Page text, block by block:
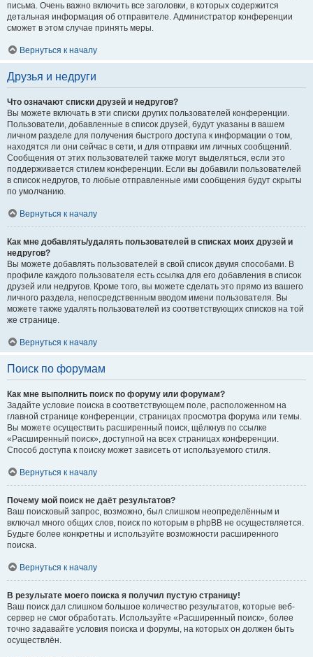
письма. Очень важно включить все заголовки, в которых содержится
детальная информация об отправителе. Администратор конференции
сможет в этом случае принять меры.
Вернуться к началу
Друзья и недруги
Что означают списки друзей и недругов?
Вы можете включать в эти списки других пользователей конференции.
Пользователи, добавленные в список друзей, будут указаны в вашем
личном разделе для получения быстрого доступа к информации о том,
находятся ли они сейчас в сети, и для отправки им личных сообщений.
Сообщения от этих пользователей также могут выделяться, если это
поддерживается стилем конференции. Если вы добавили пользователей
в список недругов, то любые отправленные ими сообщения будут скрыты
по умолчанию.
Вернуться к началу
Как мне добавлять/удалять пользователей в списках моих друзей и
недругов?
Вы можете добавлять пользователей в свой список двумя способами. В
профиле каждого пользователя есть ссылка для его добавления в список
друзей или недругов. Кроме того, вы можете сделать это прямо из вашего
личного раздела, непосредственным вводом имени пользователя. Вы
можете также удалять пользователей из соответствующих списков на той
же странице.
Вернуться к началу
Поиск по форумам
Как мне выполнить поиск по форуму или форумам?
Задайте условие поиска в соответствующем поле, расположенном на
главной странице конференции, страницах просмотра форума или темы.
Вы можете осуществить расширенный поиск, щёлкнув по ссылке
«Расширенный поиск», доступной на всех страницах конференции.
Способ доступа к поиску может зависеть от используемого стиля.
Вернуться к началу
Почему мой поиск не даёт результатов?
Ваш поисковый запрос, возможно, был слишком неопределённым и
включал много общих слов, поиск по которым в phpBB не осуществляется.
Будьте более конкретны и используйте возможности расширенного
поиска.
Вернуться к началу
В результате моего поиска я получил пустую страницу!
Ваш поиск дал слишком большое количество результатов, которые веб-
сервер не смог обработать. Используйте «Расширенный поиск», более
точно задавайте условия поиска и форумы, на которых он должен быть
осуществлён.